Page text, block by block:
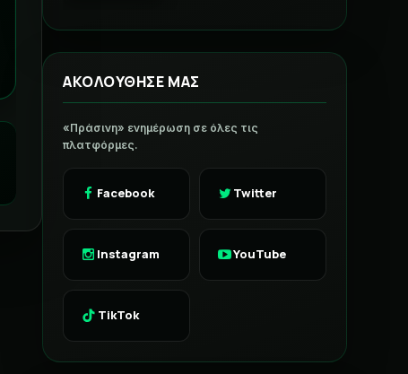
ΑΚΟΛΟΥΘΗΣΕ ΜΑΣ
«Πράσινη» ενημέρωση σε όλες τις
πλατφόρμες.
Facebook Twitter
Instagram YouTube
TikTok